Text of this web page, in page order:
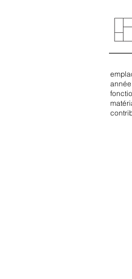
année